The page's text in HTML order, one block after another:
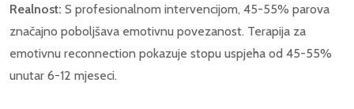
Realnost: S profesionalnom intervencijom, 45-55% parova
značajno poboljšava emotivnu povezanost. Terapija za
emotivnu reconnection pokazuje stopu uspjeha od 45-55%
unutar 6-12 mjeseci.